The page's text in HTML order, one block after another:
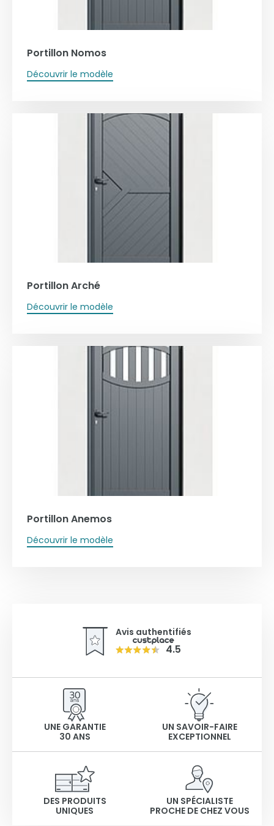
Portillon Nomos
Découvrir le modèle
Portillon Arché
Découvrir le modèle
Portillon Anemos
Découvrir le modèle
Avis authentifiés
4.5
UNE GARANTIE
30 ANS
UN SAVOIR-FAIRE
EXCEPTIONNEL
DES PRODUITS
UNIQUES
UN SPÉCIALISTE
PROCHE DE CHEZ VOUS